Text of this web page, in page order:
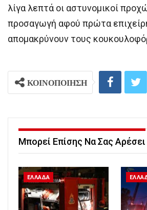
λίγα λεπτά οι αστυνομικοί
προσαγωγή αφού πρώτα
απομακρύνουν τους
ΚΟΙΝΟΠΟΙΗΣΗ
Μπορεί Επίσης Να Σας Αρέσει
ΕΛΛΑΔΑ